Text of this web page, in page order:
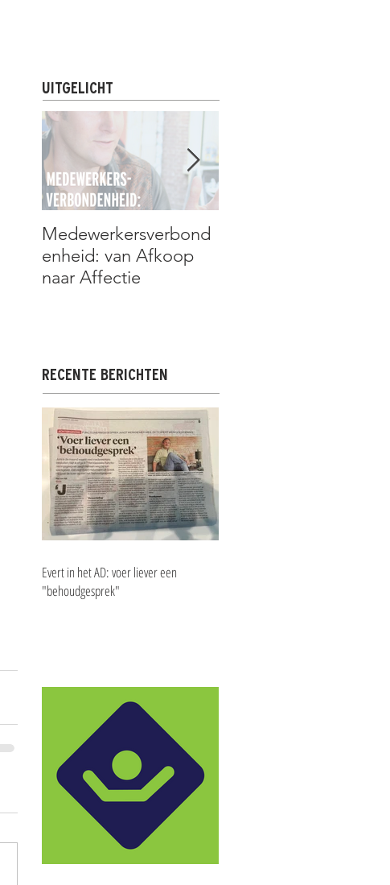
UITGELICHT
Medewerkersverbond
enheid: van Afkoop
naar Affectie
RECENTE BERICHTEN
Evert in het AD: voer liever een
"behoudgesprek"